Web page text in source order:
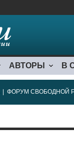
АВТОРЫ В
ФОРУМ СВОБОДНОЙ